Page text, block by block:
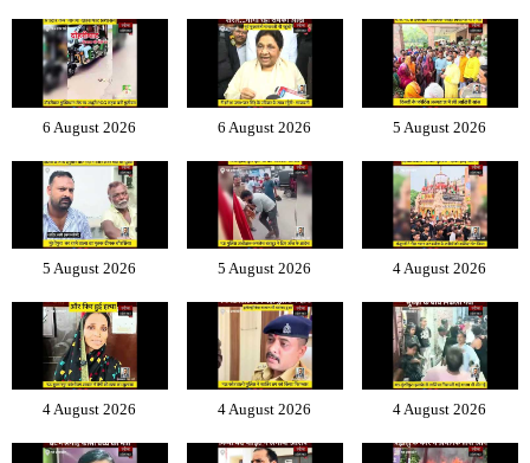
6 August 2026 6 August 2026 5 August 2026
5 August 2026 5 August 2026 4 August 2026
4 August 2026 4 August 2026 4 August 2026